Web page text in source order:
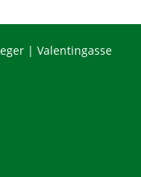
| Valentingasse